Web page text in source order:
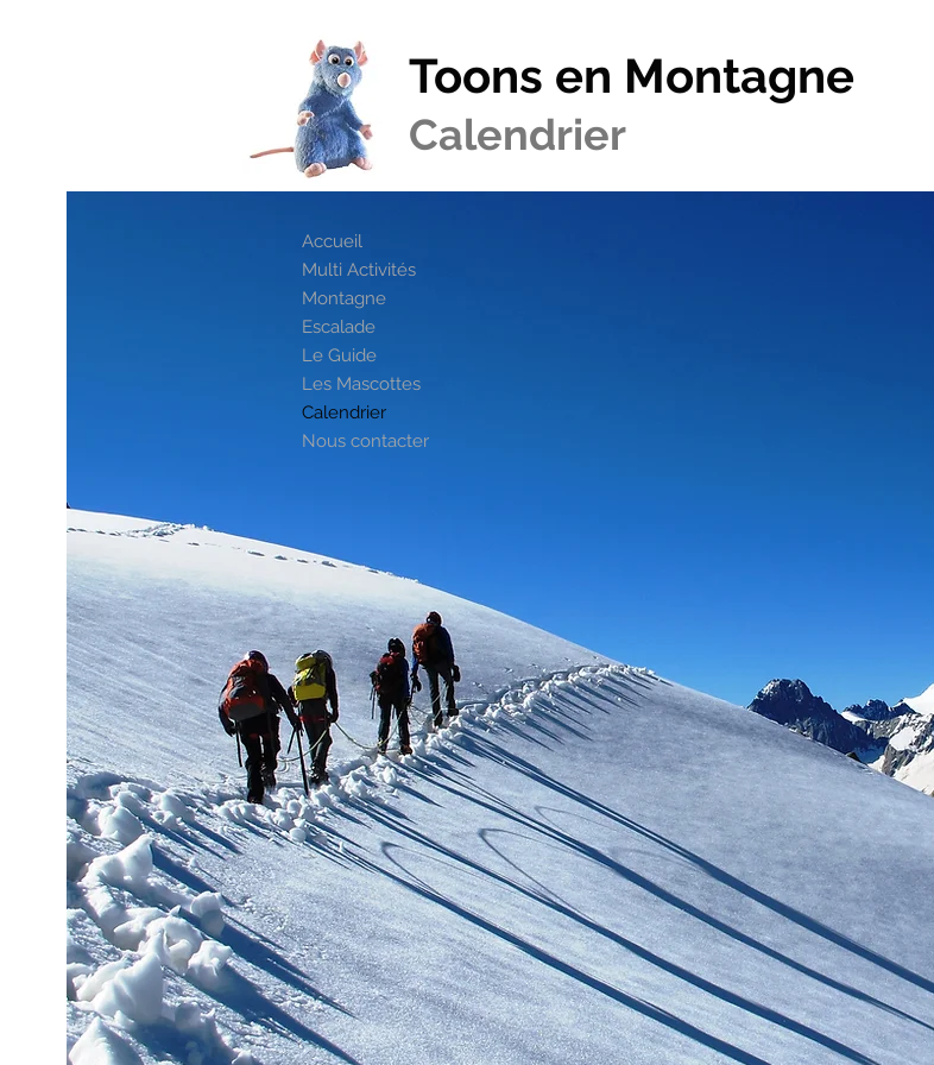
Toons en Montagne
Calendrier
Accueil
Multi Activités
Montagne
Escalade
Le Guide
Les Mascottes
Calendrier
Nous contacter